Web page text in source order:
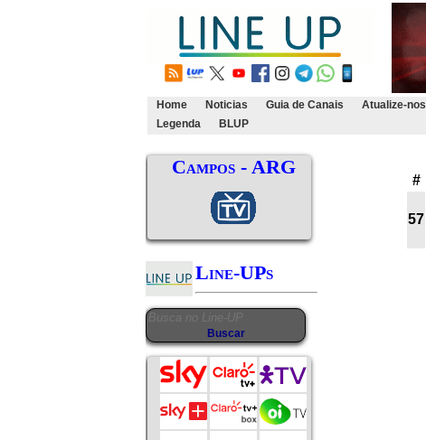
Home Noticias Guia de Canais Atualize-nos
Legenda
BLUP
Campos - ARG
Line-UPs
#
57